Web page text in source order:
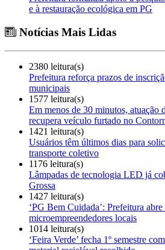
e à restauração ecológica em PG
Notícias Mais Lidas
2380 leitura(s)
Prefeitura reforça prazos de
municipais
1577 leitura(s)
Em menos de 30 minutos, atuação
recupera veículo furtado no
1421 leitura(s)
Usuários têm últimos dias para
transporte coletivo
1176 leitura(s)
Lâmpadas de tecnologia LED já
Grossa
1427 leitura(s)
‘PG Bem Cuidada’: Prefeitura
microempreendedores locais
1014 leitura(s)
‘Feira Verde’ fecha 1º semestre